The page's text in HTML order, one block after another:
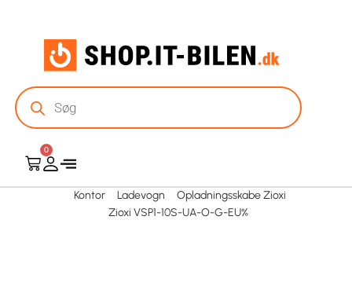
0
Kontor Ladevogn
Opladningsskabe Zioxi
Zioxi VSP1-10S-UA-O-G-EU%